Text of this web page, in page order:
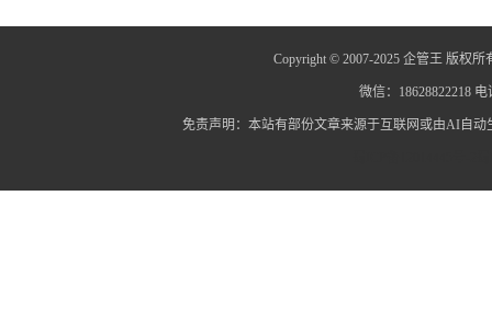
Copyright © 2007-2025 企管王 版权所
微信：18628822218
免责声明：本站有部份文章来源于互联网或由AI自